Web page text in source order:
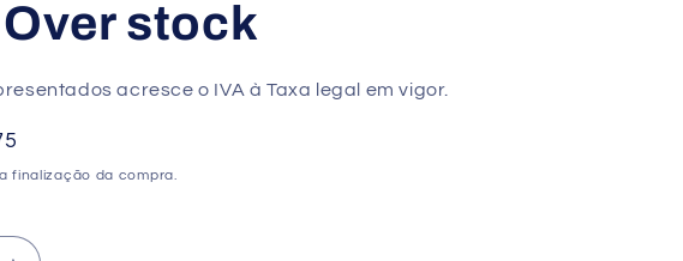
stock
acresce o IVA à Taxa legal em vigor.
finalização da compra.